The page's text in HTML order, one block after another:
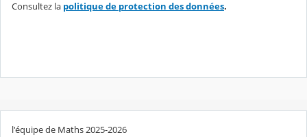
Consultez la politique de protection des données.
l'équipe de Maths 2025-2026